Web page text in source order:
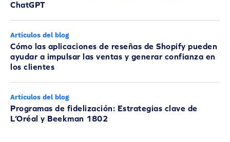
ChatGPT
Artículos del blog
Cómo las aplicaciones de reseñas de Shopify pueden
ayudar a impulsar las ventas y generar confianza en
los clientes
Artículos del blog
Programas de fidelización: Estrategias clave de
L’Oréal y Beekman 1802